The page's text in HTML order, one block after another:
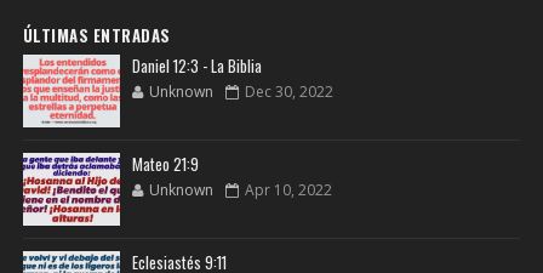
ÚLTIMAS ENTRADAS
Daniel 12:3 - La Biblia
Unknown Dec 30, 2022
Mateo 21:9
Unknown Apr 10, 2022
Eclesiastés 9:11